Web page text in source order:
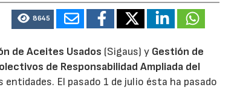
8645
de Aceites Usados (Sigaus) y Gestión de
de Responsabilidad Ampliada del
El pasado 1 de julio ésta ha pasado